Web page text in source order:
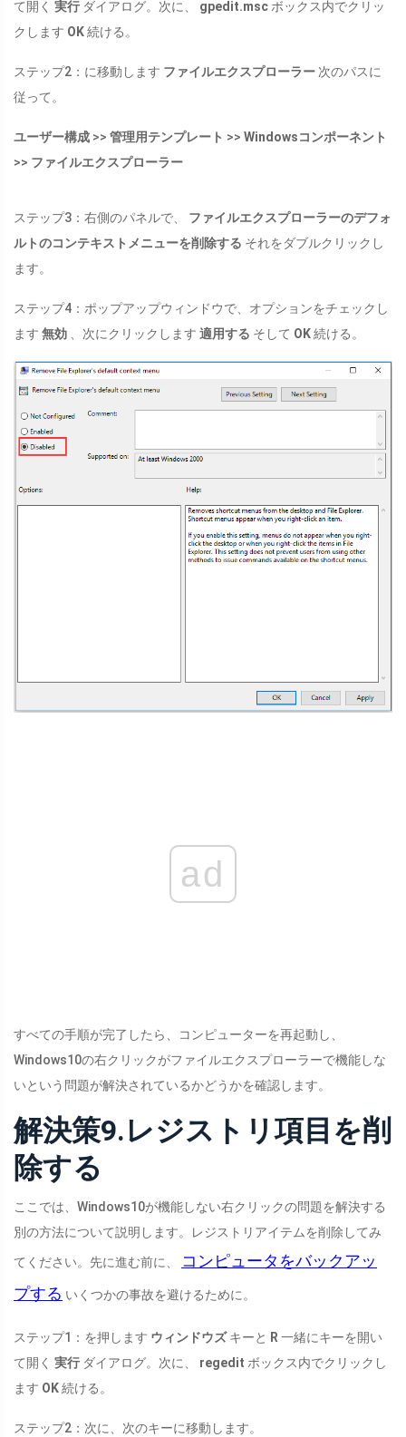
て開く 実行 ダイアログ。次に、 gpedit.mscボックス内でクリッ
クします OK続ける。
ステップ2：に移動します ファイルエクスプローラー 次のパスに
従って。
ユーザー構成 >> 管理用テンプレート >> Windowsコンポーネント
>> ファイルエクスプローラー
ステップ3：右側のパネルで、 ファイルエクスプローラーのデフォ
ルトのコンテキストメニューを削除する それをダブルクリックし
ます。
ステップ4：ポップアップウィンドウで、オプションをチェックし
ます 無効 、次にクリックします 適用する そして OK続ける。
ad
すべての手順が完了したら、コンピューターを再起動し、
Windows10の右クリックがファイルエクスプローラーで機能しな
いという問題が解決されているかどうかを確認します。
解決策9.レジストリ項目を削
除する
ここでは、Windows10が機能しない右クリックの問題を解決する
別の方法について説明します。レジストリアイテムを削除してみ
てください。先に進む前に、
コンピュータをバックアッ
プする いくつかの事故を避けるために。
ステップ1：を押します ウィンドウズキーと R 一緒にキーを開い
て開く 実行 ダイアログ。次に、 regedit ボックス内でクリックし
ます OK続ける。
ステップ2：次に、次のキーに移動します。